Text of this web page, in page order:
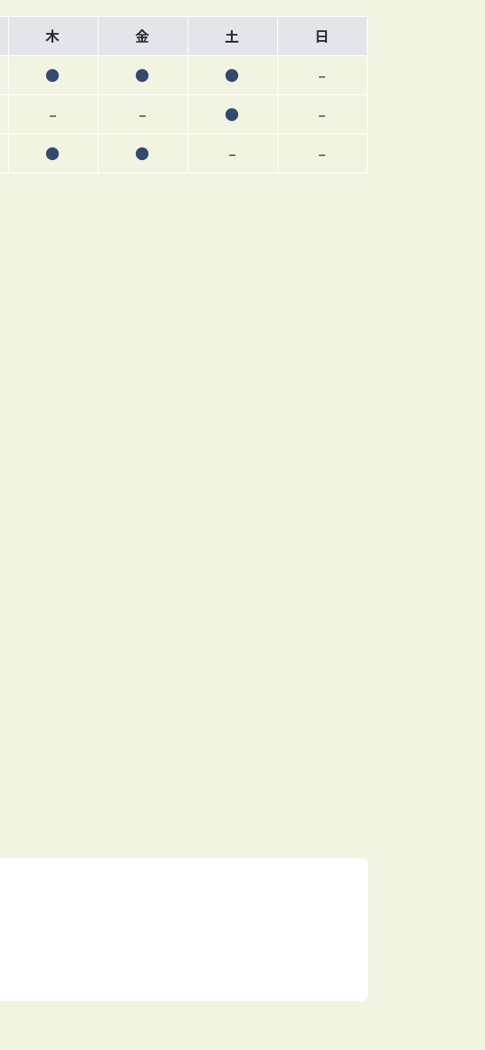
木 金 土
日
● ● ●
–
– – ●
–
● ● – –